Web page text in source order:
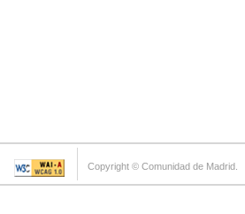
Copyright © Comunidad de Madrid.